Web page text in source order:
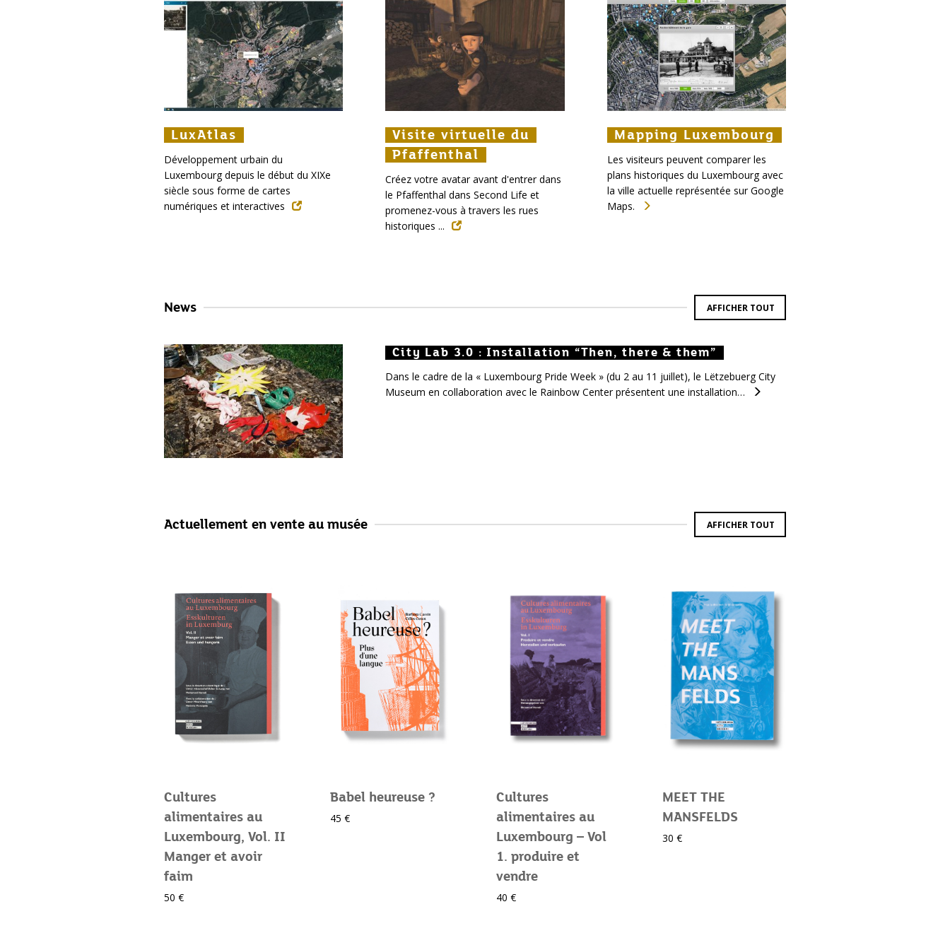
LuxAtlas
LuxAtlas
LuxAtlas
Développement urbain du
Luxembourg depuis le début du XIXe
siècle sous forme de cartes
numériques et interactives
Visite virtuelle du
Pfaffenthal
Visite virtuelle du
Pfaffenthal
Visite virtuelle du
Pfaffenthal
Créez votre avatar avant d'entrer dans
le Pfaffenthal dans Second Life et
promenez-vous à travers les rues
historiques ...
Mapping Luxembourg
Mapping Luxembourg
Mapping Luxembourg
Les visiteurs peuvent comparer les
plans historiques du Luxembourg avec
la ville actuelle représentée sur Google
Maps.
News AFFICHER TOUT
City Lab 3.0 : Installation “Then, there & them”
City Lab 3.0 : Installation “Then, there & them”
City Lab 3.0 : Installation “Then, there & them”
Dans le cadre de la « Luxembourg Pride Week » (du 2 au 11 juillet), le Lëtzebuerg City
Museum en collaboration avec le Rainbow Center présentent une installation…
Actuellement en vente au musée AFFICHER TOUT
Cultures
alimentaires au
Luxembourg, Vol. II
Manger et avoir
faim
50 €
Babel heureuse ?
45 €
Cultures
alimentaires au
Luxembourg – Vol
1. produire et
vendre
40 €
MEET THE
MANSFELDS
30 €